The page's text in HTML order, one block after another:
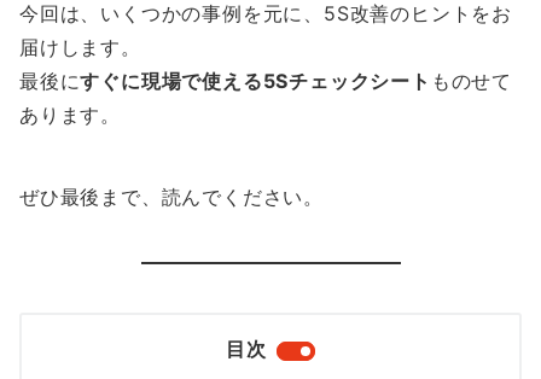
今回は、いくつかの事例を元に、5S改善のヒントをお
届けします。
最後にすぐに現場で使える5Sチェックシート ものせて
あります。
ぜひ最後まで、読んでください。
目次